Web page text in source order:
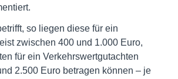
so liegen diese für ein
zwischen 400 und 1.000 Euro,
für ein Verkehrswertgutachten
2.500 Euro betragen können – je